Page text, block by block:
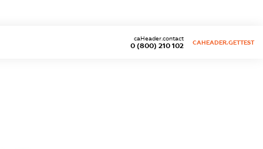
0 (800) 210 102
caHeader.contact
CAHEADER.GETTEST